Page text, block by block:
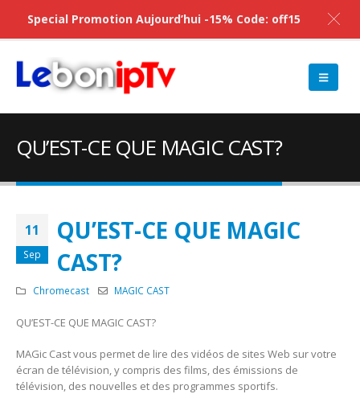
QU’EST-CE QUE MAGIC CAST?
11
Sep
QU’EST-CE QUE MAGIC
CAST?
Chromecast MAGIC CAST
QU’EST-CE QUE MAGIC CAST?
MAGic Cast vous permet de lire des vidéos de sites Web sur votre
écran de télévision, y compris des films, des émissions de
télévision, des nouvelles et des programmes sportifs.
Special Promotion Aujourd’hui -15% Code: off15